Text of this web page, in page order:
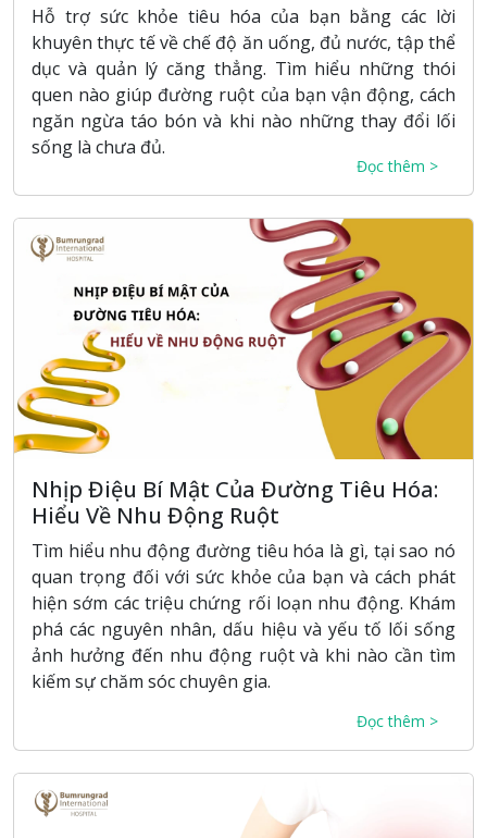
Hỗ trợ sức khỏe tiêu hóa của bạn bằng các lời
khuyên thực tế về chế độ ăn uống, đủ nước, tập thể
dục và quản lý căng thẳng. Tìm hiểu những thói
quen nào giúp đường ruột của bạn vận động, cách
ngăn ngừa táo bón và khi nào những thay đổi lối
sống là chưa đủ.
Đọc thêm >
Nhịp Điệu Bí Mật Của Đường Tiêu Hóa:
Hiểu Về Nhu Động Ruột
Tìm hiểu nhu động đường tiêu hóa là gì, tại sao nó
quan trọng đối với sức khỏe của bạn và cách phát
hiện sớm các triệu chứng rối loạn nhu động. Khám
phá các nguyên nhân, dấu hiệu và yếu tố lối sống
ảnh hưởng đến nhu động ruột và khi nào cần tìm
kiếm sự chăm sóc chuyên gia.
Đọc thêm >